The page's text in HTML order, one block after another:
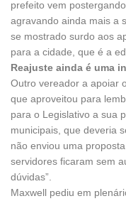
prefeito vem
agravando ainda mais a
se mostrado surdo aos
para a cidade, que é a
Reajuste ainda é uma
Outro vereador a apoiar
que aproveitou para
para o Legislativo a sua
municipais, que deveria
não enviou uma
servidores ficaram sem
dúvidas”.
Maxwell pediu em